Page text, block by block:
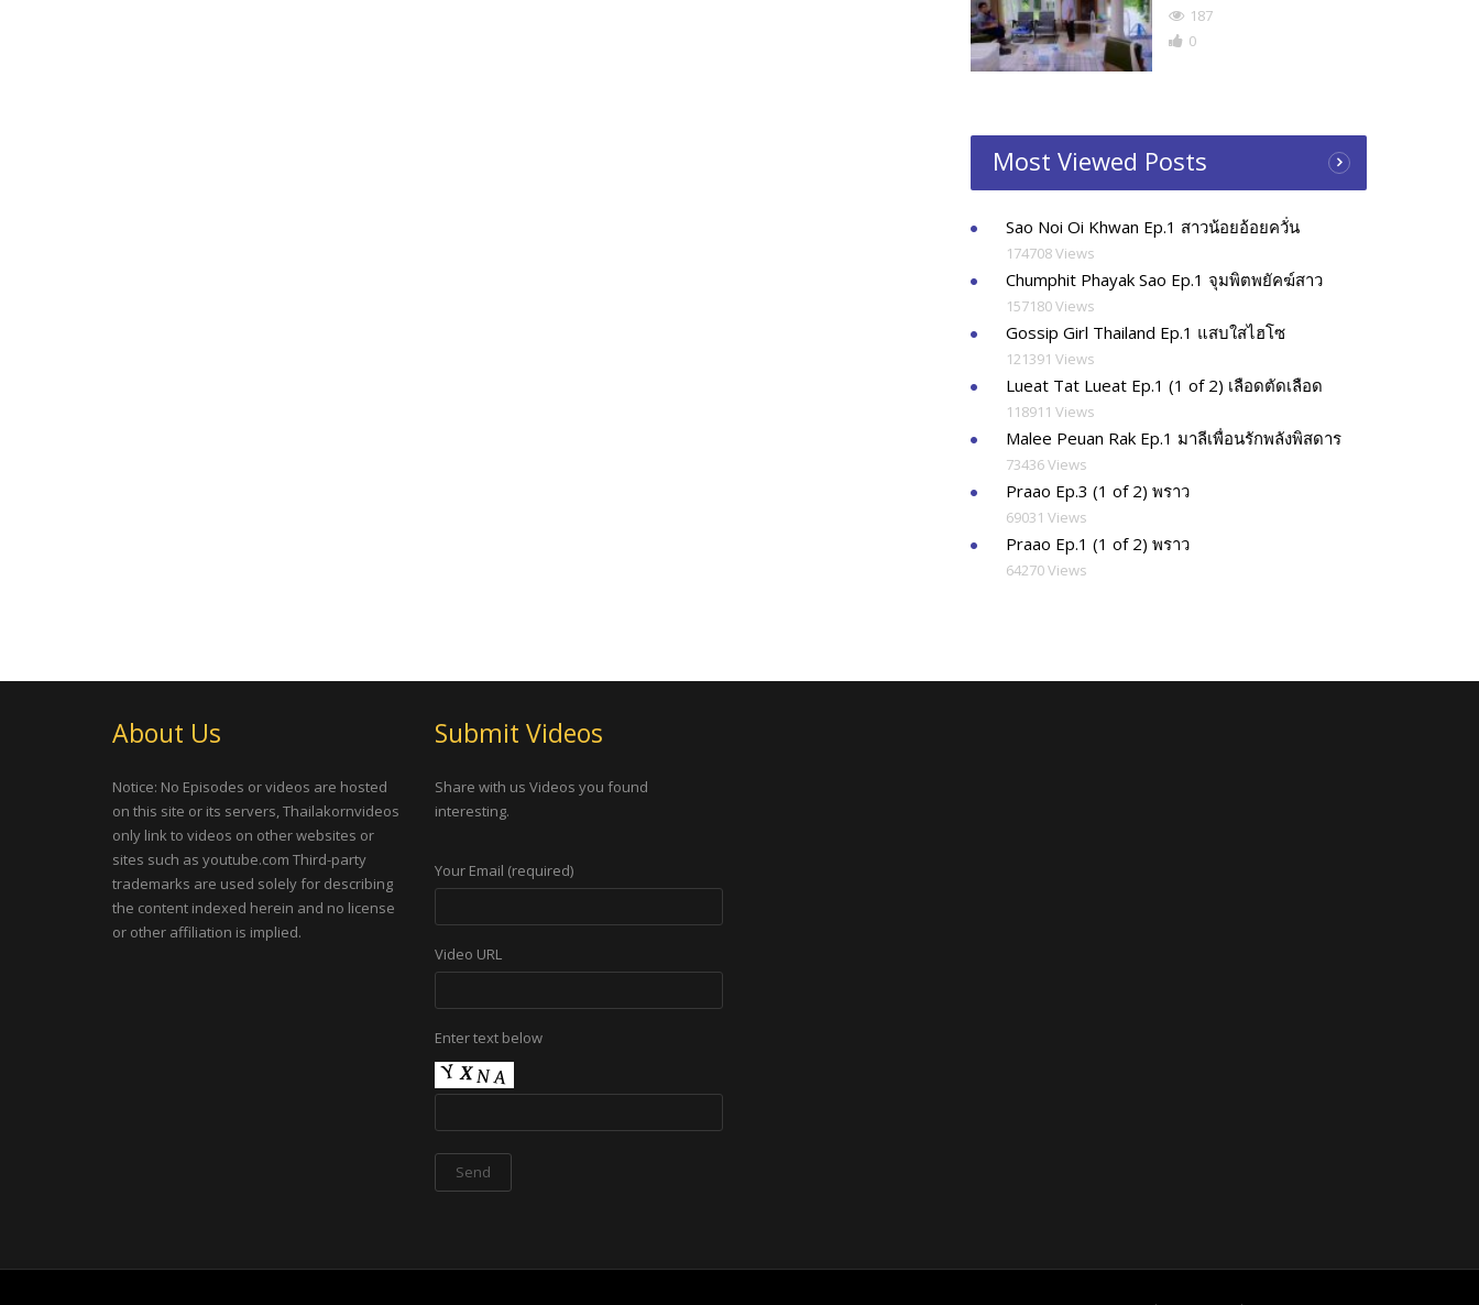
187
0
Most Viewed Posts
Sao Noi Oi Khwan Ep.1 สาวน้อยอ้อยควั่น
174708 Views
Chumphit Phayak Sao Ep.1 จุมพิตพยัคฆ์สาว
157180 Views
Gossip Girl Thailand Ep.1 แสบใสไฮโซ
121391 Views
Lueat Tat Lueat Ep.1 (1 of 2) เลือดตัดเลือด
118911 Views
Malee Peuan Rak Ep.1 มาลีเพื่อนรักพลังพิสดาร
73436 Views
Praao Ep.3 (1 of 2) พราว
69031 Views
Praao Ep.1 (1 of 2) พราว
64270 Views
About Us
Notice: No Episodes or videos are hosted
on this site or its servers, Thailakornvideos
only link to videos on other websites or
sites such as youtube.com Third-party
trademarks are used solely for describing
the content indexed herein and no license
or other affiliation is implied.
Submit Videos
Share with us Videos you found
interesting.
Your Email (required)
Video URL
Enter text below